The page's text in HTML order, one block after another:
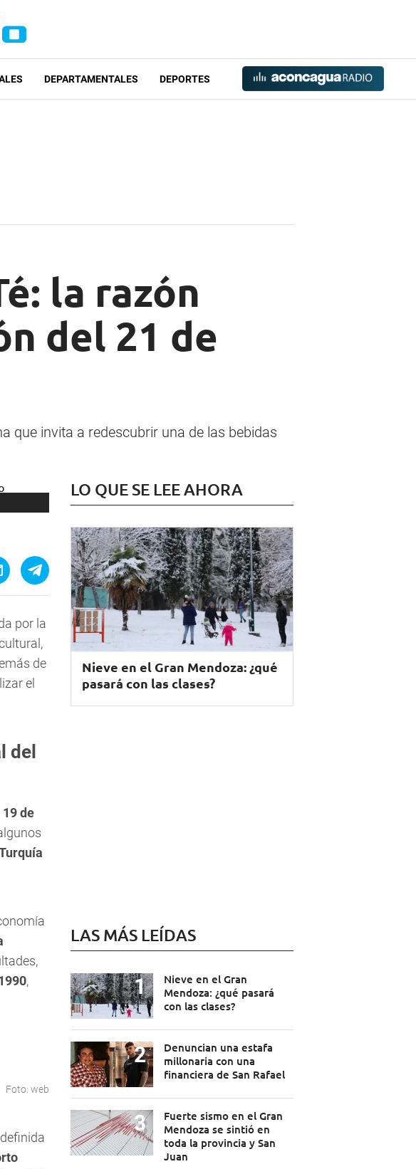
DEPARTAMENTALES DEPORTES
la razón
del 21 de
que invita a redescubrir una de las bebidas
por la
de
el
del
19 de
,
Foto: web
LO QUE SE LEE AHORA
Nieve en el Gran Mendoza: ¿qué
pasará con las clases?
LAS MÁS LEÍDAS
Nieve en el Gran
Mendoza: ¿qué pasará
con las clases?
Denuncian una estafa
millonaria con una
financiera de San Rafael
Fuerte sismo en el Gran
Mendoza se sintió en
toda la provincia y San
Juan